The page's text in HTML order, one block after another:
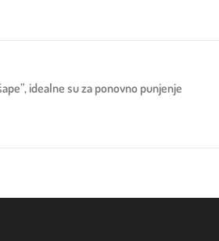
idealne su za ponovno punjenje